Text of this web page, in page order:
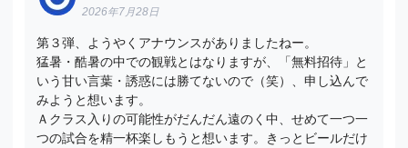
2026年7月28日
第３弾、ようやくアナウンスがありましたねー。
猛暑・酷暑の中での観戦とはなりますが、「無料招待」と
いう甘い言葉・誘惑には勝てないので（笑）、申し込んで
みようと想います。
Ａクラス入りの可能性がだんだん遠のく中、せめて一つ一
つの試合を精一杯楽しもうと想います。きっとビールだけ